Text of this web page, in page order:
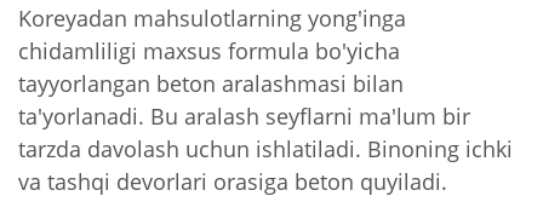
Koreyadan mahsulotlarning yong'inga
chidamliligi maxsus formula bo'yicha
tayyorlangan beton aralashmasi bilan
ta'yorlanadi. Bu aralash seyflarni ma'lum bir
tarzda davolash uchun ishlatiladi. Binoning ichki
va tashqi devorlari orasiga beton quyiladi.